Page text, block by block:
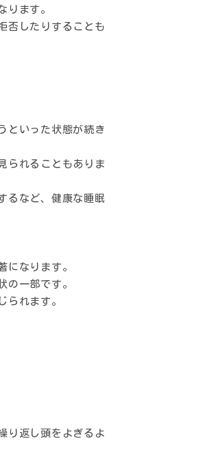
ります。
否したりすることも
といった状態が続き
られることもありま
るなど、健康な睡眠
になります。
の一部です。
られます。
り返し頭をよぎるよ